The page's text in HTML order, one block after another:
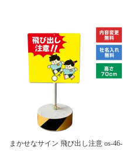
まかせなサイン 飛び出し注意 os-46-